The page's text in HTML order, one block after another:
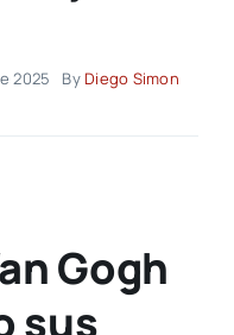
2025 By Diego Simon
Gogh
sus